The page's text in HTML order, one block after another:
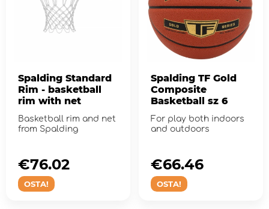
Spalding Standard
Rim - basketball
rim with net
Basketball rim and net
from Spalding
OSTA!
€76.02
Spalding TF Gold
Composite
Basketball sz 6
For play both indoors
and outdoors
OSTA!
€66.46